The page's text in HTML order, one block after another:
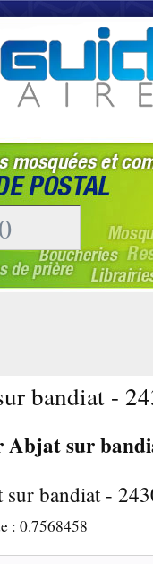
bandiat -
Abjat sur
sur bandiat -
: 0.7568458